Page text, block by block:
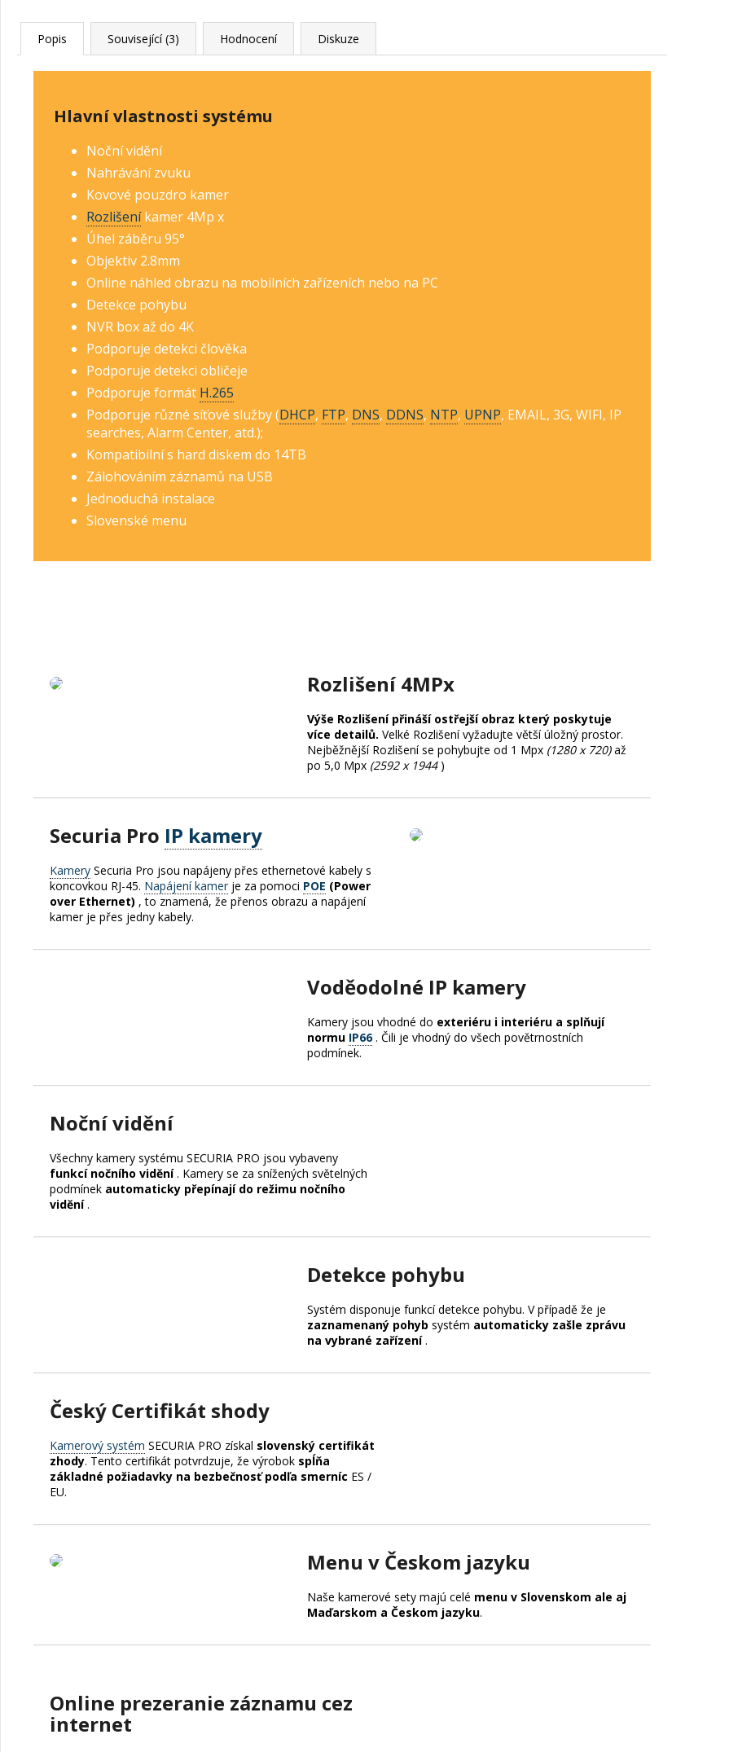
Popis Související (3) Hodnocení Diskuze
Hlavní vlastnosti systému
Noční vidění
Nahrávání zvuku
Kovové pouzdro kamer
Rozlišeníkamer 4Mp x
Úhel záběru 95°
Objektiv 2.8mm
Online náhled obrazu na mobilních zařízeních nebo na PC
Detekce pohybu
NVR box až do 4K
Podporuje detekci člověka
Podporuje detekci obličeje
Podporuje formát H.265
Podporuje různé síťové služby (DHCP, FTP, DNS, DDNS, NTP, UPNP, EMAIL, 3G, WIFI, IP
searches, Alarm Center, atd.);
Kompatibilní s hard diskem do 14TB
Zálohováním záznamů na USB
Jednoduchá instalace
Slovenské menu
Rozlišení 4MPx
Výše Rozlišení přináší ostřejší obraz který poskytuje
více detailů. Velké Rozlišení vyžadujte větší úložný prostor.
Nejběžnější Rozlišení se pohybujte od 1 Mpx (1280 x 720)až
po 5,0 Mpx (2592 x 1944)
Securia Pro IP kamery
Kamery Securia Pro jsou napájeny přes ethernetové kabely s
koncovkou RJ-45. Napájení kamer je za pomoci POE (Power
over Ethernet) , to znamená, že přenos obrazu a napájení
kamer je přes jedny kabely.
Voděodolné IP kamery
Kamery jsou vhodné do exteriéru i interiéru a splňují
normu IP66. Čili je vhodný do všech povětrnostních
podmínek.
Noční vidění
Všechny kamery systému SECURIA PRO jsou vybaveny
funkcí nočního vidění. Kamery se za snížených světelných
podmínek automaticky přepínají do režimu nočního
vidění.
Detekce pohybu
Systém disponuje funkcí detekce pohybu. V případě že je
zaznamenaný pohyb systém automaticky zašle zprávu
na vybrané zařízení.
Český Certifikát shody
Kamerový systém SECURIA PRO získal slovenský certifikát
zhody. Tento certifikát potvrdzuje, že výrobok spĺňa
základné požiadavky na bezbečnosť podľa smerníc ES /
EU.
Menu v Českom jazyku
Naše kamerové sety majú celé menu v Slovenskom ale aj
Maďarskom a Českom jazyku.
Online prezeranie záznamu cez
internet